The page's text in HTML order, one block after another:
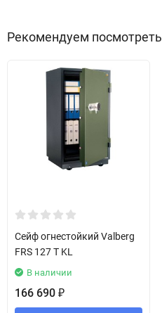
Рекомендуем посмотреть
Сейф огнестойкий Valberg
FRS 127 T KL
В наличии
166 690 ₽